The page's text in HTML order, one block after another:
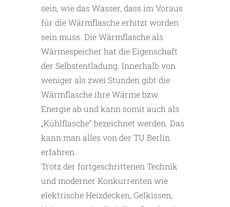
sein, wie das Wasser, dass im Voraus
für die Wärmflasche erhitzt worden
sein muss. Die Wärmflasche als
Wärmespeicher hat die Eigenschaft
der Selbstentladung. Innerhalb von
weniger als zwei Stunden gibt die
Wärmflasche ihre Wärme bzw.
Energie ab und kann somit auch als
„Kühlflasche“ bezeichnet werden. Das
kann man alles von der TU Berlin
erfahren.
Trotz der fortgeschrittenen Technik
und moderner Konkurrenten wie
elektrische Heizdecken, Gelkissen,